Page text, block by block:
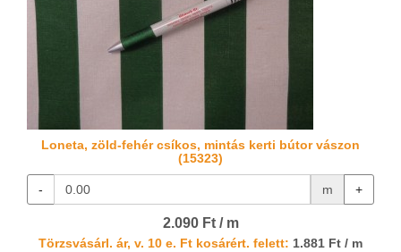
Loneta, zöld-fehér csíkos, mintás kerti bútor vászon
(15323)
- m +
2.090 Ft / m
Törzsvásárl. ár, v. 10 e. Ft kosárért. felett: 1.881 Ft / m